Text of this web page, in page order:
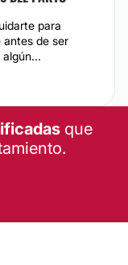
para
antes de ser
que